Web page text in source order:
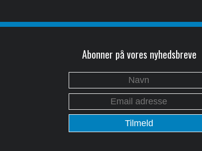
Abonner på vores nyhedsbreve